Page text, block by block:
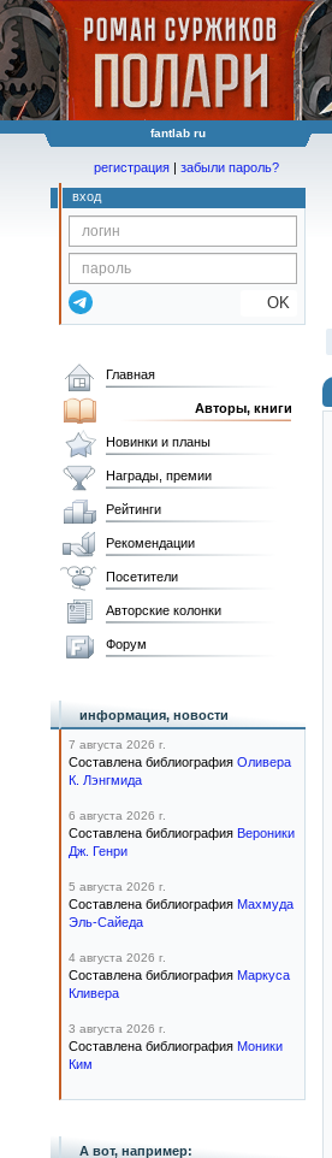
fantlab ru
регистрация | забыли пароль?
вход
OK
Главная
Авторы, книги
Новинки и планы
Награды, премии
Рейтинги
Рекомендации
Посетители
Авторские колонки
Форум
информация, новости
7 августа 2026 г.
Составлена библиография Оливера
К. Лэнгмида
6 августа 2026 г.
Составлена библиография Вероники
Дж. Генри
5 августа 2026 г.
Составлена библиография Махмуда
Эль-Сайеда
4 августа 2026 г.
Составлена библиография Маркуса
Кливера
3 августа 2026 г.
Составлена библиография Моники
Ким
А вот, например: